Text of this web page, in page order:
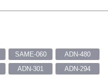
SAME-060
ADN-480
ADN-301
ADN-294